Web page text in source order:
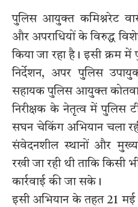
पुलिस आयुक्त कमिश्नरेट
और अपराधियों के विरुद्ध
किया जा रहा है। इसी क्रम
निर्देशन, अपर पुलिस
सहायक पुलिस आयुक्त
निरीक्षक के नेतृत्व में पुलिस
सघन चेकिंग अभियान चला
संवेदनशील स्थानों और मुख्य
रखी जा रही थी ताकि किसी
कार्रवाई की जा सके।
इसी अभियान के तहत 21